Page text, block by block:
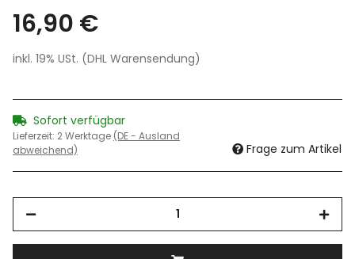
16,90 €
inkl. 19% USt. (DHL Warensendung)
Sofort verfügbar
Lieferzeit: 2 Werktage (DE - Ausland
abweichend)
Frage zum Artikel